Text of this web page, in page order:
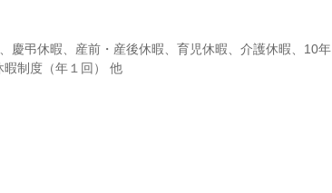
慶弔休暇、産前・産後休暇、育児休暇、介護休暇、10年
制度（年１回） 他